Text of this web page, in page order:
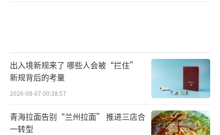
出入境新规来了 哪些人会被“拦住”
新规背后的考量
2026-08-07 00:38:57
青海拉面告别“兰州拉面” 推进三店合
一转型